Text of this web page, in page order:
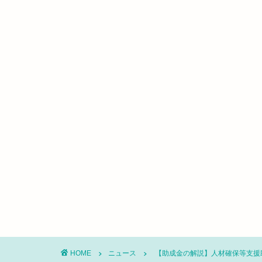
HOME ニュース 【助成金の解説】人材確保等支